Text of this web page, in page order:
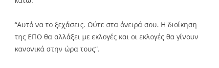
“Αυτό να το ξεχάσεις. Ούτε στα όνειρά σου. Η διοίκηση
της ΕΠΟ θα αλλάξει με εκλογές και οι εκλογές θα γίνουν
κανονικά στην ώρα τους”.